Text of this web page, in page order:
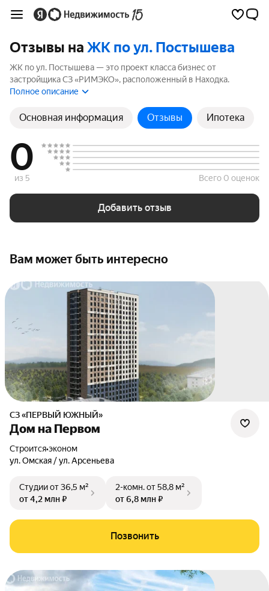
Отзывы на ЖК по ул. Постышева
ЖК по ул. Постышева — это проект класса бизнес от
застройщика СЗ «РИМЭКО», расположенный в Находка.
Комплекс включает 2 корпусов высотой до 22 этажей. Если вы
ознакомьтесь с отзывами покупателей и жителей района. Мы
рассчитали рейтинг на основе реальных отзывов, чтобы
Полное описание
Основная информация Отзывы Ипотека
0
из 5 Всего 0 оценок
Добавить отзыв
Вам может быть интересно
СЗ «ПЕРВЫЙ ЮЖНЫЙ»
Дом на Первом
Строится•эконом
ул. Омская / ул. Арсеньева
Студииот 36,5 м²
от 4,2 млн ₽
2-комн.от 58,8 м²
от 6,8 млн ₽
Позвонить